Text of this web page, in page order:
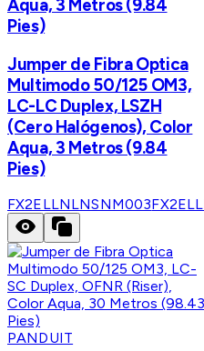
Aqua, 3 Metros (9.84
Pies)
Jumper de Fibra Optica
Multimodo 50/125 OM3,
LC-LC Duplex, LSZH
(Cero Halógenos), Color
Aqua, 3 Metros (9.84
Pies)
FX2ELLNLNSNM003
PANDUIT